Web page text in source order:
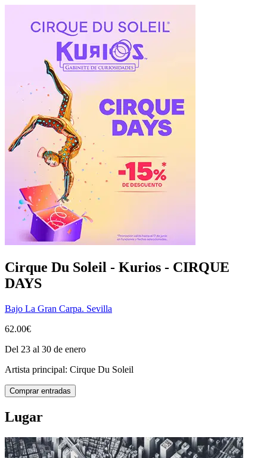
Cirque Du Soleil - Kurios - CIRQUE
DAYS
Bajo La Gran Carpa. Sevilla
62.00€
Del 23 al 30 de enero
Artista principal: Cirque Du Soleil
Comprar entradas
Lugar